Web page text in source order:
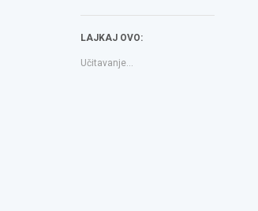
u
prozoru)
u
prozoru)
to
LAJKAJ OVO:
Učitavanje...